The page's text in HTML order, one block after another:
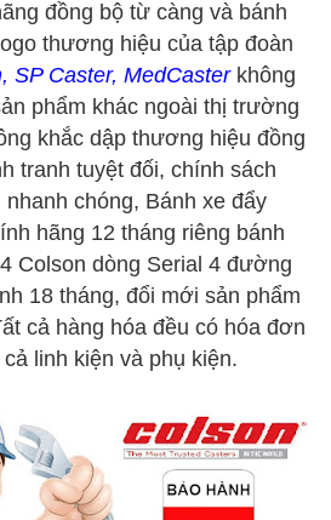
đồng bộ từ càng và bánh
thương hiệu của tập đoàn
SP Caster, MedCasterkhông
phẩm khác ngoài thị trường
khắc dập thương hiệu đồng
tranh tuyệt đối, chính sách
chóng, Bánh xe đẩy
hãng 12 tháng riêng bánh
Colson dòng Serial 4 đường
18 tháng, đổi mới sản phẩm
cả hàng hóa đều có hóa đơn
linh kiện và phụ kiện.